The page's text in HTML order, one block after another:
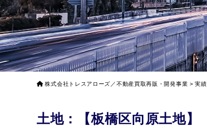
株式会社トレスアローズ／不動産買取再販・開発事業 >実績
土地：【板橋区向原土地】